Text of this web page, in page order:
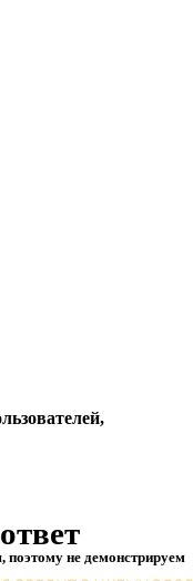
поэтому не демонстрируем